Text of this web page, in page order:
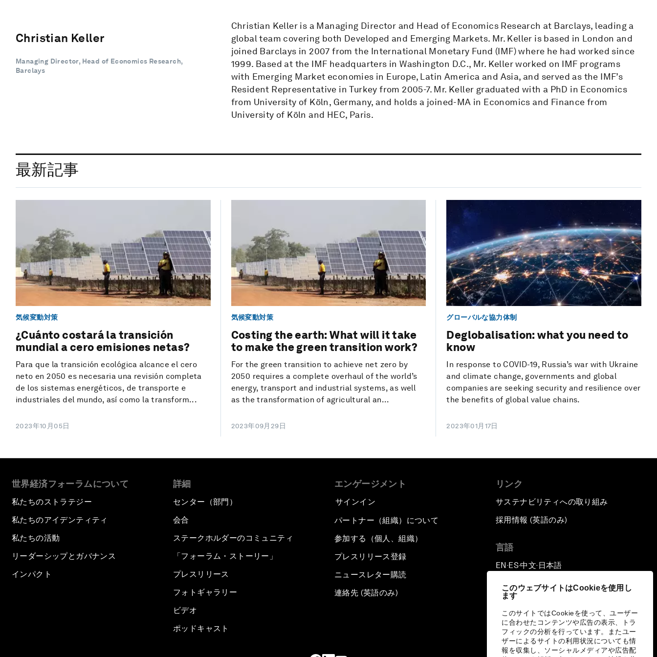
このウェブサイトはCookieを使用し
ます
このサイトではCookieを使って、ユーザー
に合わせたコンテンツや広告の表示、トラ
フィックの分析を行っています。またユー
ザーによるサイトの利用状況についても情
報を収集し、ソーシャルメディアや広告配
Christian Keller
Managing Director, Head of Economics Research,
Barclays
Christian Keller is a Managing Director and Head of Economics Research at Barclays, leading a
global team covering both Developed and Emerging Markets. Mr. Keller is based in London and
joined Barclays in 2007 from the International Monetary Fund (IMF) where he had worked since
1999. Based at the IMF headquarters in Washington D.C., Mr. Keller worked on IMF programs
with Emerging Market economies in Europe, Latin America and Asia, and served as the IMF’s
Resident Representative in Turkey from 2005-7. Mr. Keller graduated with a PhD in Economics
from University of Köln, Germany, and holds a joined-MA in Economics and Finance from
University of Köln and HEC, Paris.
最新記事
気候変動対策
¿Cuánto costará la transición
mundial a cero emisiones netas?
Para que la transición ecológica alcance el cero
neto en 2050 es necesaria una revisión completa
de los sistemas energéticos, de transporte e
industriales del mundo, así como la transform...
2023年10月05日
気候変動対策
Costing the earth: What will it take
to make the green transition work?
For the green transition to achieve net zero by
2050 requires a complete overhaul of the world’s
energy, transport and industrial systems, as well
as the transformation of agricultural an...
2023年09月29日
グローバルな協力体制
Deglobalisation: what you need to
know
In response to COVID-19, Russia’s war with Ukraine
and climate change, governments and global
companies are seeking security and resilience over
the benefits of global value chains.
2023年01月17日
世界経済フォーラムについて
私たちのストラテジー
私たちのアイデンティティ
私たちの活動
リーダーシップとガバナンス
インパクト
詳細
センター（部門）
会合
ステークホルダーのコミュニティ
「フォーラム・ストーリー」
プレスリリース
フォトギャラリー
ビデオ
ポッドキャスト
エンゲージメント
サインイン
パートナー（組織）について
参加する（個人、組織）
プレスリリース登録
ニュースレター購読
連絡先 (英語のみ)
リンク
サステナビリティへの取り組み
採用情報 (英語のみ)
言語
EN ▪ ES▪中文▪ 日本語